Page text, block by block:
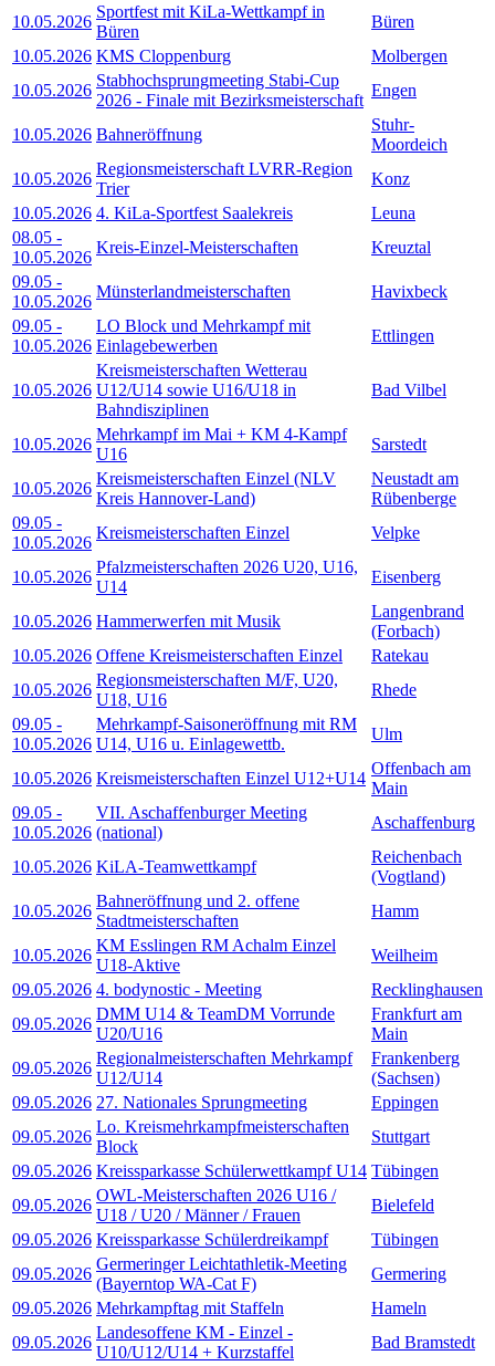
10.05.2026
Sportfest mit KiLa-Wettkampf in
Büren
Büren
10.05.2026 KMS Cloppenburg
Molbergen
10.05.2026
Stabhochsprungmeeting Stabi-Cup
2026 - Finale mit Bezirksmeisterschaft
Engen
10.05.2026 Bahneröffnung
Stuhr-
Moordeich
10.05.2026
Regionsmeisterschaft LVRR-Region
Trier
Konz
10.05.2026 4. KiLa-Sportfest Saalekreis
Leuna
08.05 -
10.05.2026
Kreis-Einzel-Meisterschaften
Kreuztal
09.05 -
10.05.2026
Münsterlandmeisterschaften
Havixbeck
09.05 -
10.05.2026
LO Block und Mehrkampf mit
Einlagebewerben
Ettlingen
10.05.2026
Kreismeisterschaften Wetterau
U12/U14 sowie U16/U18 in
Bahndisziplinen
Bad Vilbel
10.05.2026
Mehrkampf im Mai + KM 4-Kampf
U16
Sarstedt
10.05.2026
Kreismeisterschaften Einzel (NLV
Kreis Hannover-Land)
Neustadt am
Rübenberge
09.05 -
10.05.2026
Kreismeisterschaften Einzel Velpke
10.05.2026
Pfalzmeisterschaften 2026 U20, U16,
U14
Eisenberg
10.05.2026 Hammerwerfen mit Musik
Langenbrand
(Forbach)
10.05.2026 Offene Kreismeisterschaften Einzel
Ratekau
10.05.2026
Regionsmeisterschaften M/F, U20,
U18, U16
Rhede
09.05 -
10.05.2026
Mehrkampf-Saisoneröffnung mit RM
U14, U16 u. Einlagewettb.
Ulm
10.05.2026 Kreismeisterschaften Einzel U12+U14
Offenbach am
Main
09.05 -
10.05.2026
VII. Aschaffenburger Meeting
(national)
Aschaffenburg
10.05.2026 KiLA-Teamwettkampf
Reichenbach
(Vogtland)
10.05.2026
Bahneröffnung und 2. offene
Stadtmeisterschaften
Hamm
10.05.2026
KM Esslingen RM Achalm Einzel
U18-Aktive
Weilheim
09.05.2026 4. bodynostic - Meeting
Recklinghausen
09.05.2026
DMM U14 & TeamDM Vorrunde
U20/U16
Frankfurt am
Main
09.05.2026
Regionalmeisterschaften Mehrkampf
U12/U14
Frankenberg
(Sachsen)
09.05.2026 27. Nationales Sprungmeeting
Eppingen
09.05.2026
Lo. Kreismehrkampfmeisterschaften
Block
Stuttgart
09.05.2026 Kreissparkasse Schülerwettkampf U14 Tübingen
09.05.2026
OWL-Meisterschaften 2026 U16 /
U18 / U20 / Männer / Frauen
Bielefeld
09.05.2026 Kreissparkasse Schülerdreikampf
Tübingen
09.05.2026
Germeringer Leichtathletik-Meeting
(Bayerntop WA-Cat F)
Germering
09.05.2026 Mehrkampftag mit Staffeln
Hameln
09.05.2026
Landesoffene KM - Einzel -
U10/U12/U14 + Kurzstaffel
Bad Bramstedt